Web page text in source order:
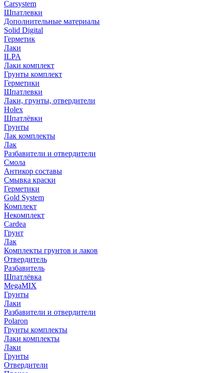
Carsystem
Шпатлевки
Дополнительные материалы
Solid Digital
Герметик
Лаки
ILPA
Лаки комплект
Грунты комплект
Герметики
Шпатлевки
Лаки, грунты, отвердители
Holex
Шпатлёвки
Грунты
Лак комплекты
Лак
Разбавители и отвердители
Смола
Антикор составы
Смывка краски
Герметики
Gold System
Комплект
Некомплект
Cardea
Грунт
Лак
Комплекты грунтов и лаков
Отвердитель
Разбавитель
Шпатлёвка
MegaMIX
Грунты
Лаки
Разбавители и отвердители
Polaron
Грунты комплекты
Лаки комплекты
Лаки
Грунты
Отвердители